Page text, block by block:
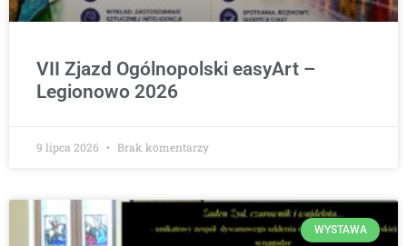
VII Zjazd Ogólnopolski easyArt –
Legionowo 2026
9 lipca 2026 Brak komentarzy
WYSTAWA